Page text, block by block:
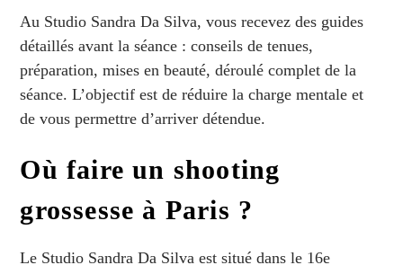
Au Studio Sandra Da Silva, vous recevez des guides
détaillés avant la séance : conseils de tenues,
préparation, mises en beauté, déroulé complet de la
séance. L’objectif est de réduire la charge mentale et
de vous permettre d’arriver détendue.
Où faire un shooting
grossesse à Paris ?
Le Studio Sandra Da Silva est situé dans le 16e